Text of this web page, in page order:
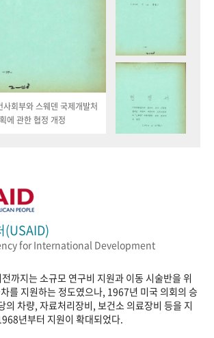
회부와 스웨덴 국제개발처
에 관한 협정 개정
(USAID)
for International Development
까지는 소규모 연구비 지원과 이동 시술반을 위
를 지원하는 정도였으나, 1967년 미국 의회의 승
의 차량, 자료처리장비, 보건소 의료장비 등을 지
년부터 지원이 확대되었다.